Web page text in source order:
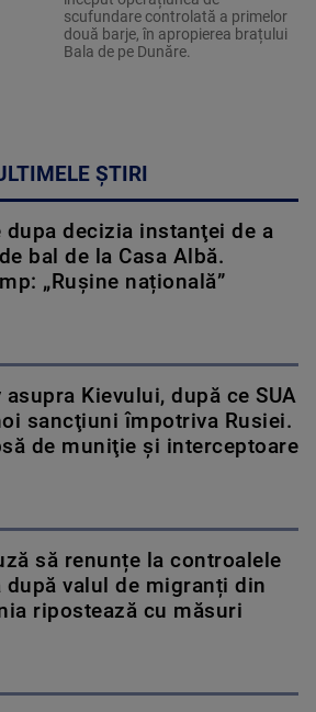
scufundare controlată a primelor
două barje, în apropierea brațului
Bala de pe Dunăre.
ȘTIRI
dupa decizia instanţei de a
bal de la Casa Albă.
„Rușine națională”
Kievului, după ce SUA
sancţiuni împotriva Rusiei.
de muniţie şi interceptoare
să renunțe la controalele
după valul de migranți din
ripostează cu măsuri